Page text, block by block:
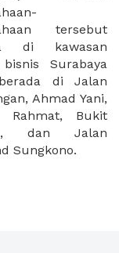
Sungkono.